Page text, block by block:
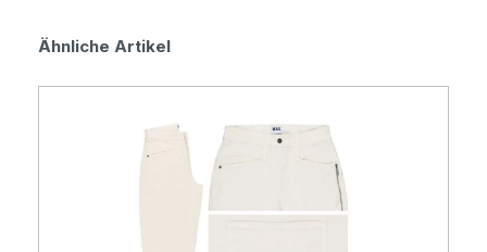
Produktgalerie überspringen
Ähnliche Artikel